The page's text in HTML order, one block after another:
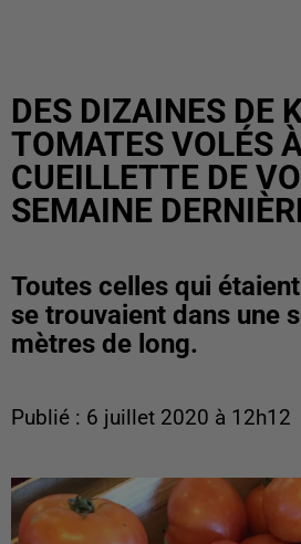
DES DIZAINES DE
TOMATES VOLÉS
CUEILLETTE DE
SEMAINE
Toutes celles qui
se trouvaient dans une
mètres de long.
Publié : 6 juillet 2020 à 12h12